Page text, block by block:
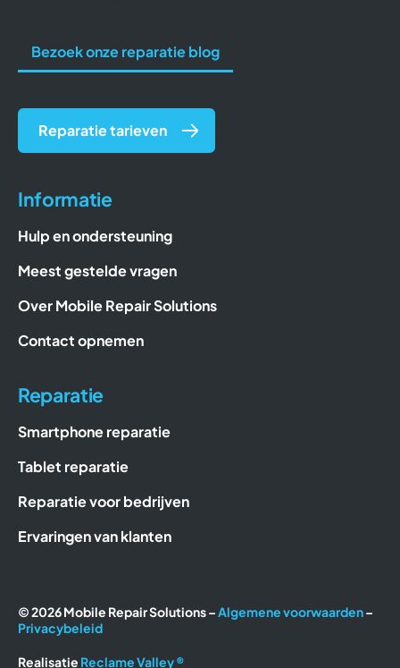
Informatie
Hulp en ondersteuning
Meest gestelde vragen
Over Mobile Repair Solutions
Contact opnemen
Reparatie
Smartphone reparatie
Tablet reparatie
Reparatie voor bedrijven
Ervaringen van klanten
Bezoek onze reparatie blog
Reparatie tarieven
© 2026 Mobile Repair Solutions –Algemene voorwaarden–
Privacybeleid
Realisatie Reclame Valley ®